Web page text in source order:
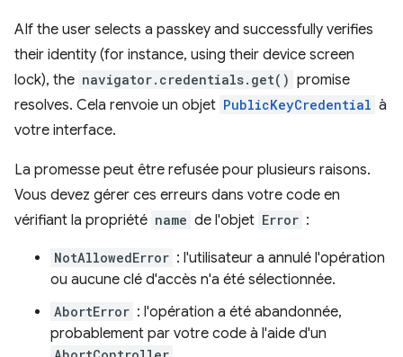
AIf the user selects a passkey and successfully verifies
their identity (for instance, using their device screen
lock), the navigator.credentials.get() promise
resolves. Cela renvoie un objet PublicKeyCredential à
votre interface.
La promesse peut être refusée pour plusieurs raisons.
Vous devez gérer ces erreurs dans votre code en
vérifiant la propriété name de l'objet Error :
NotAllowedError : l'utilisateur a annulé l'opération
ou aucune clé d'accès n'a été sélectionnée.
AbortError : l'opération a été abandonnée,
probablement par votre code à l'aide d'un